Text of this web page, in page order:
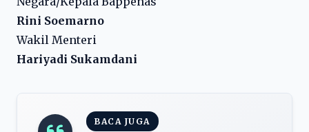
Rini Soemarno
Wakil Menteri
Hariyadi Sukamdani
BACA JUGA